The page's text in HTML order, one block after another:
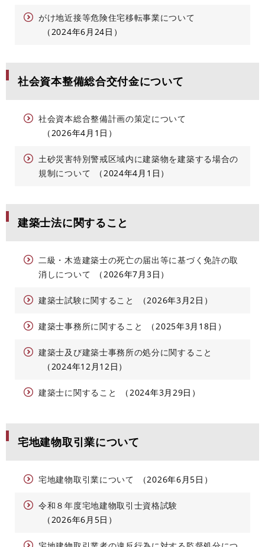
がけ地近接等危険住宅移転事業について
2024年6月24日
社会資本整備総合交付金について
社会資本総合整備計画の策定について
2026年4月1日
土砂災害特別警戒区域内に建築物を建築する場合の
規制について
2024年4月1日
建築士法に関すること
二級・木造建築士の死亡の届出等に基づく免許の取
消しについて
2026年7月3日
建築士試験に関すること 2026年3月2日
建築士事務所に関すること 2025年3月18日
建築士及び建築士事務所の処分に関すること
2024年12月12日
建築士に関すること 2024年3月29日
宅地建物取引業について
宅地建物取引業について 2026年6月5日
令和８年度宅地建物取引士資格試験
2026年6月5日